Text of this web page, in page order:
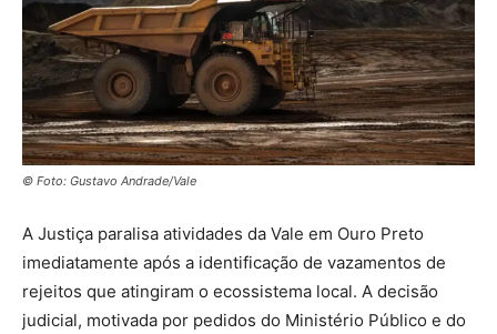
© Foto: Gustavo Andrade/Vale
A Justiça paralisa atividades da Vale em Ouro Preto
imediatamente após a identificação de vazamentos de
rejeitos que atingiram o ecossistema local. A decisão
judicial, motivada por pedidos do Ministério Público e do